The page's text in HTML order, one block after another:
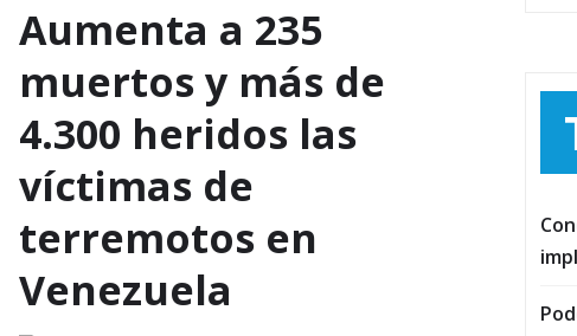
Aumenta a 235
muertos y más de
4.300 heridos las
víctimas de
terremotos en
Venezuela